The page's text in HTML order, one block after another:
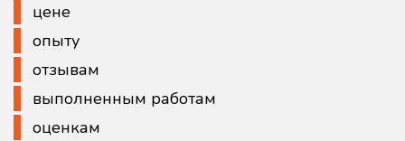
цене
опыту
отзывам
выполненным работам
оценкам